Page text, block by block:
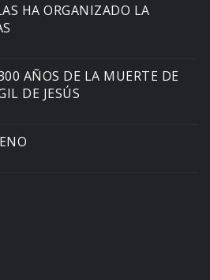
HA ORGANIZADO LA
AÑOS DE LA MUERTE DE
DE JESÚS